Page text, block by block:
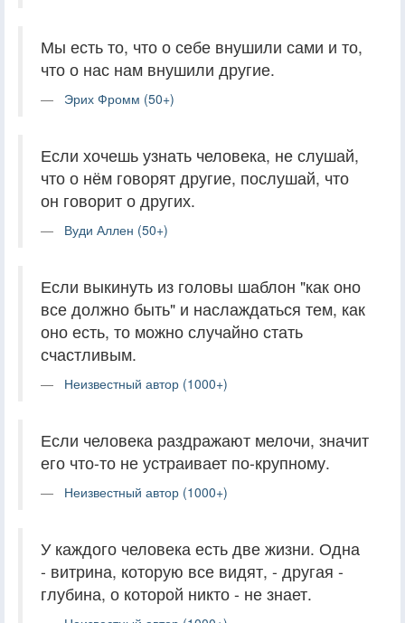
Мы есть то, что о себе внушили сами и то,
что о нас нам внушили другие.
Эрих Фромм (50+)
Если хочешь узнать человека, не слушай,
что о нём говорят другие, послушай, что
он говорит о других.
Вуди Аллен (50+)
Если выкинуть из головы шаблон "как оно
все должно быть" и наслаждаться тем, как
оно есть, то можно случайно стать
счастливым.
Неизвестный автор (1000+)
Если человека раздражают мелочи, значит
его что-то не устраивает по-крупному.
Неизвестный автор (1000+)
У каждого человека есть две жизни. Одна
- витрина, которую все видят, - другая -
глубина, о которой никто - не знает.